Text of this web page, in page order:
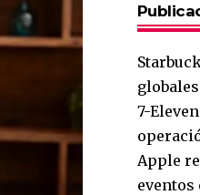
7-
Apple
eventos